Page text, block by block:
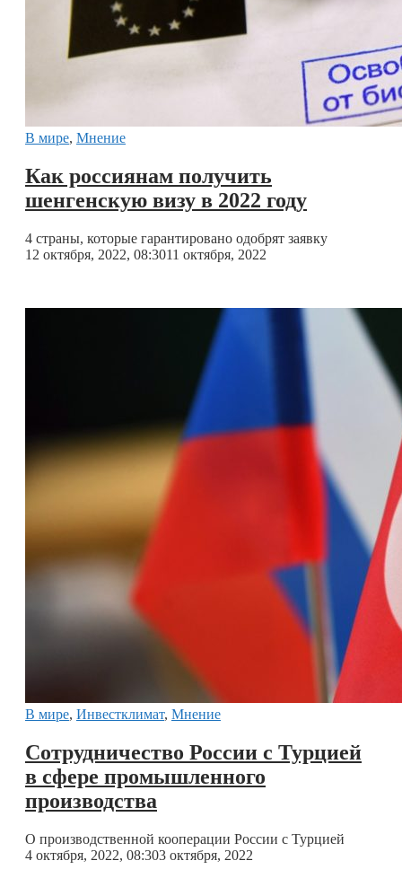
В мире, Мнение
Как россиянам получить
шенгенскую визу в 2022 году
4 страны, которые гарантировано одобрят заявку
12 октября, 2022, 08:3011 октября, 2022
В мире, Инвестклимат, Мнение
Сотрудничество России с Турцией
в сфере промышленного
производства
О производственной кооперации России с Турцией
4 октября, 2022, 08:303 октября, 2022